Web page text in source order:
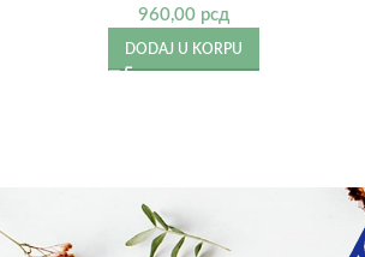
960,00 рсд
DODAJ U KORPU